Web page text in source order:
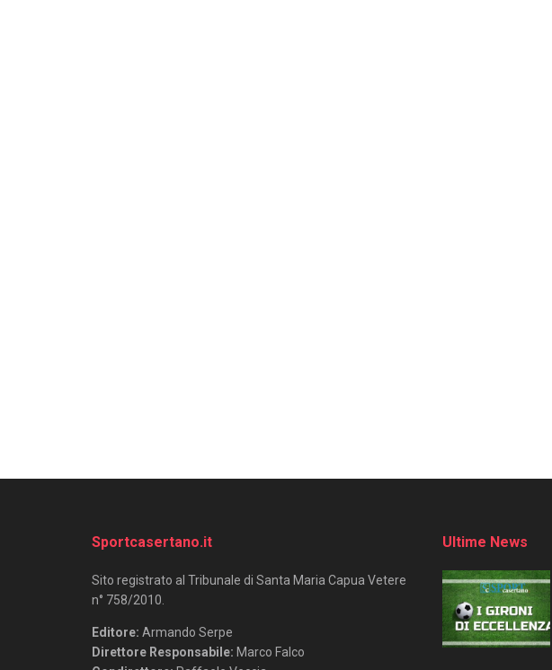
Sportcasertano.it
Sito registrato al Tribunale di Santa Maria Capua Vetere
n° 758/2010.
Editore: Armando Serpe
Direttore Responsabile: Marco Falco
Ultime News